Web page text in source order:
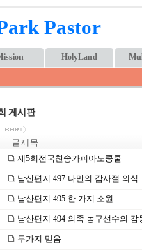
Pastor
HolyLand
게시판
글 제 목
제5회전국찬송가피아노콩쿨
남산편지 497 나만의 감사절 의식
남산편지 495 한 가지 소원
남산편지 494 의족 농구선수의 감
두가지 믿음